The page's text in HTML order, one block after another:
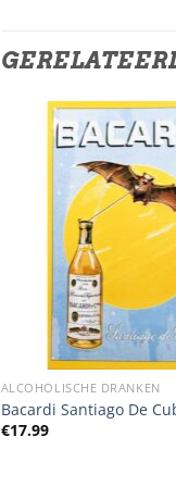
ALCOHOLISCHE DRANKEN
Bacardi Santiago De
€17.99